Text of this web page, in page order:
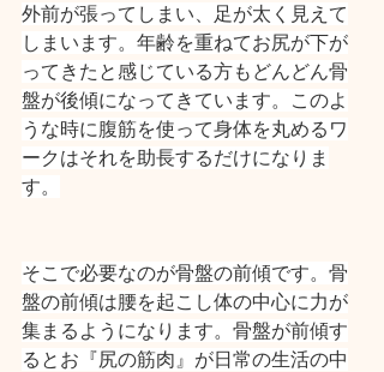
外前が張ってしまい、足が太く見えて
しまいます。年齢を重ねてお尻が下が
ってきたと感じている方もどんどん骨
盤が後傾になってきています。このよ
うな時に腹筋を使って身体を丸めるワ
ークはそれを助長するだけになりま
す。
そこで必要なのが骨盤の前傾です。骨
盤の前傾は腰を起こし体の中心に力が
集まるようになります。骨盤が前傾す
るとお『尻の筋肉』が日常の生活の中